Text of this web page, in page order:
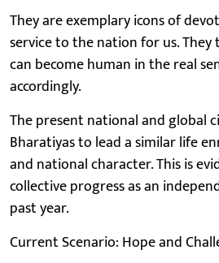
They are exemplary icons of
service to the nation for us. They
can become human in the real
accordingly.
The present national and global
Bharatiyas to lead a similar life
and national character. This is
collective progress as an
past year.
Current Scenario: Hope and